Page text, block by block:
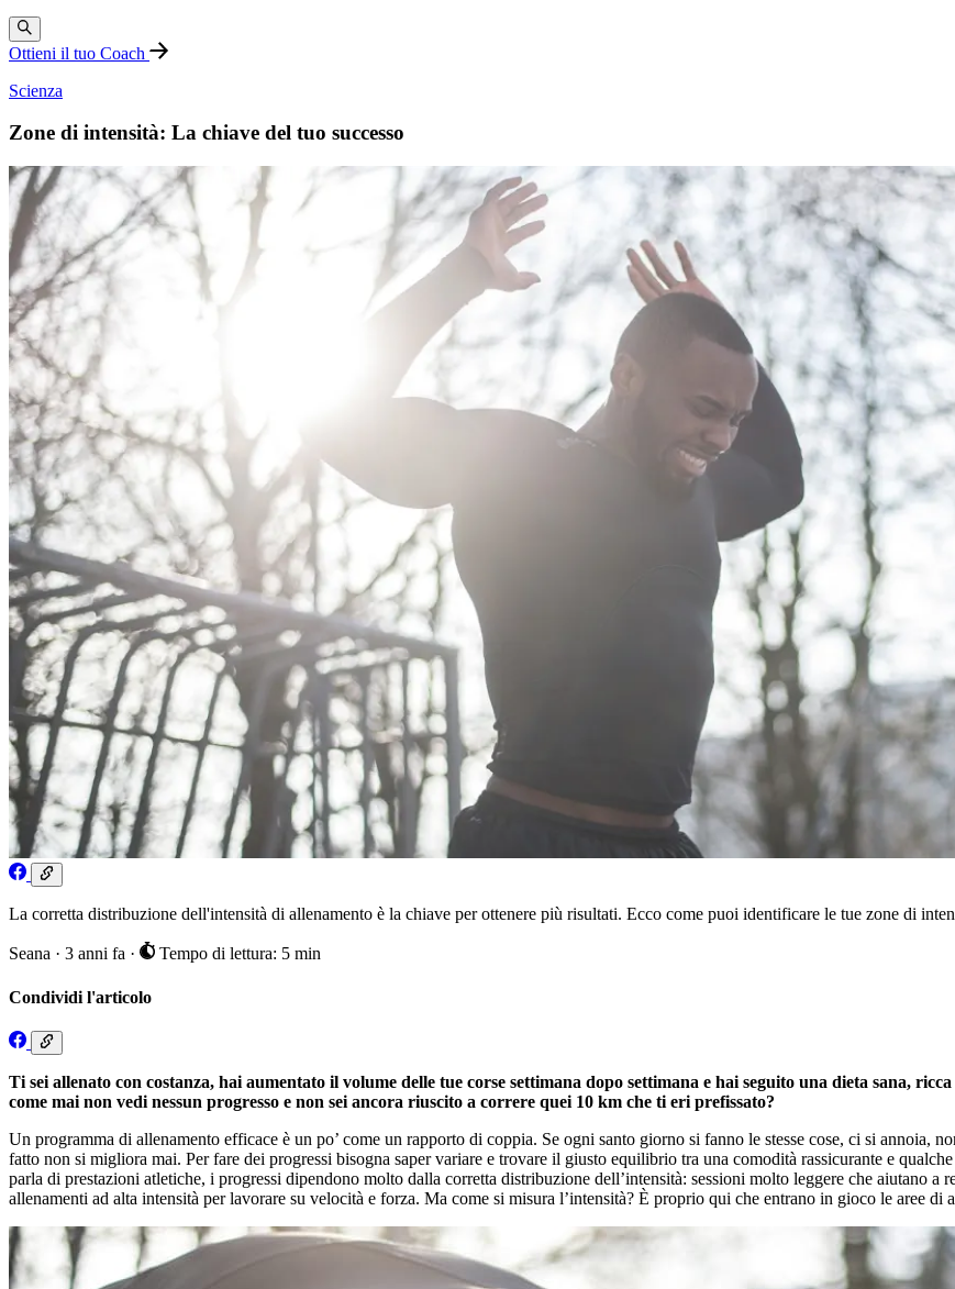
Ottieni il tuo Coach
Scienza
Zone di intensità: La chiave del tuo successo
La corretta distribuzione dell'intensità di allenamento è la chiave per ottenere più risultati. Ecco come puoi identificare le tue zone di
Seana · 3 anni fa · Tempo di lettura: 5 min
Condividi l'articolo
Ti sei allenato con costanza, hai aumentato il volume delle tue corse settimana dopo settimana e hai seguito una dieta sana,
come mai non vedi nessun progresso e non sei ancora riuscito a correre quei 10 km che ti eri prefissato?
Un programma di allenamento efficace è un po’ come un rapporto di coppia. Se ogni santo giorno si fanno le stesse cose, ci si annoia,
fatto non si migliora mai. Per fare dei progressi bisogna saper variare e trovare il giusto equilibrio tra una comodità rassicurante e
parla di prestazioni atletiche, i progressi dipendono molto dalla corretta distribuzione dell’intensità: sessioni molto leggere che aiutano a
allenamenti ad alta intensità per lavorare su velocità e forza. Ma come si misura l’intensità? È proprio qui che entrano in gioco le aree di